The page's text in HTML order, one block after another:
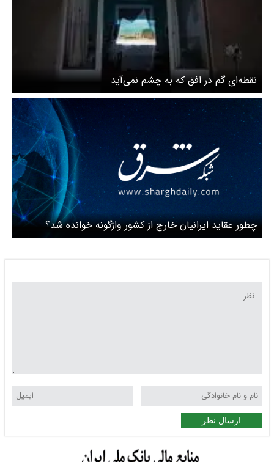
نقطه‌ای گم در افق که به چشم نمی‌آید
چطور عقاید ایرانیان خارج از کشور واژگونه خوانده شد؟
ارسال نظر